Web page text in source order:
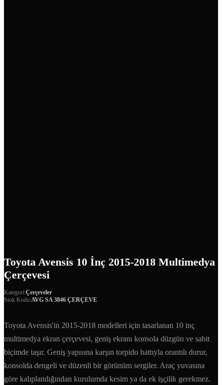
Toyota Avensis 10 İnç 2015-2018 Multimedya
Çerçevesi
Kategori:Çerçeveler
Stok Kodu:AVG SA 3846 ÇERÇEVE
Toyota Avensis'in 2015-2018 modelleri için tasarlanan 10 inç
multimedya ekran çerçevesi, geniş ekranı konsola düzgün ve sabit
biçimde taşır. Geniş yapısına karşın torpido hattıyla orantılı durur,
konsolda dengeli ve düzenli bir görünüm sergiler. Araç yuvasına
göre kalıplandığından kurulumda kesim ya da ek işçilik gerekmez.